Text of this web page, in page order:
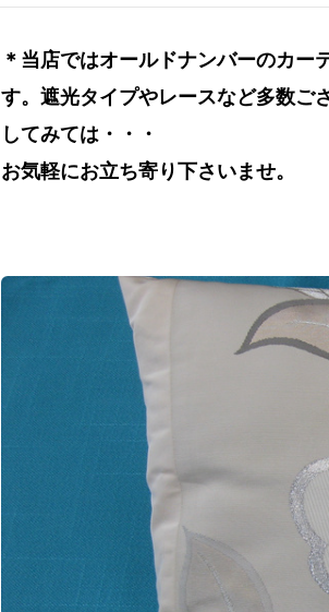
＊当店ではオールドナンバーのカ
す。遮光タイプやレースなど多数ご
してみては・・・
お気軽にお立ち寄り下さいませ。